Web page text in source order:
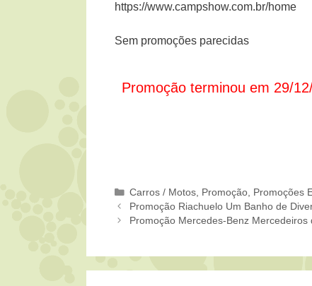
https://www.campshow.com.br/home
Sem promoções parecidas
Promoção terminou em 29/
Categorias
Carros / Motos Promoção Promoções
Promoção Riachuelo Um Banho de
Promoção Mercedes-Benz Mercedeiros